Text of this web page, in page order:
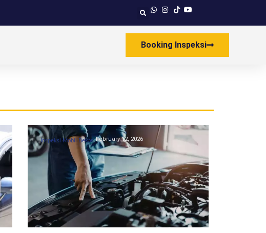
Booking Inspeksi
Inspeksi Mobil Bekas February 12, 2026